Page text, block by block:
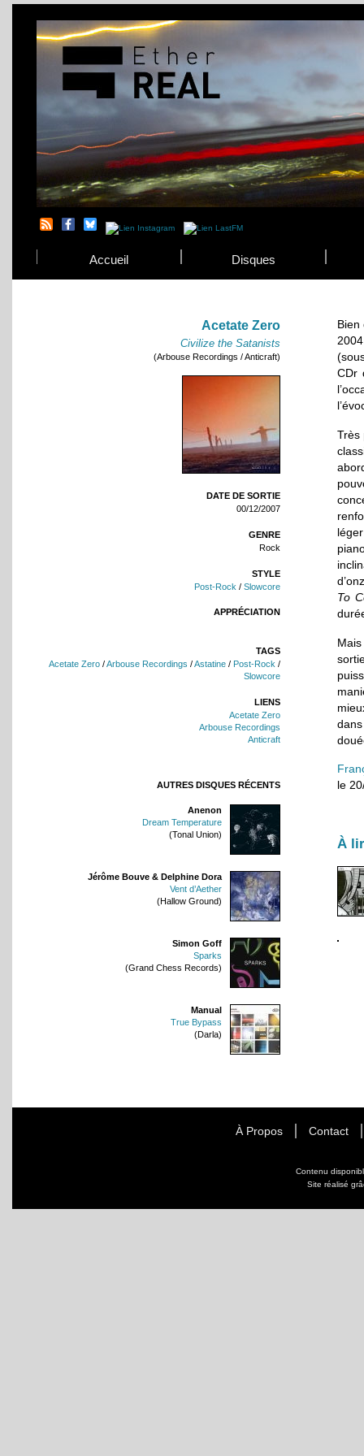
Accueil Disques
Acetate Zero
Civilize the Satanists
(Arbouse Recordings / Anticraft)
DATE DE SORTIE
00/12/2007
GENRE
Rock
STYLE
Post-Rock / Slowcore
APPRÉCIATION
TAGS
Acetate Zero /Arbouse Recordings /Astatine / Post-Rock /
Slowcore
LIENS
Acetate Zero
Arbouse Recordings
Anticraft
AUTRES DISQUES RÉCENTS
Anenon
Dream Temperature
(Tonal Union)
Jérôme Bouve & Delphine Dora
Vent d’Aether
(Hallow Ground)
Simon Goff
Sparks
(Grand Chess Records)
Manual
True Bypass
(Darla)
Bien
CDr
Très
To
le
À
À Propos Contact
Contenu
Site réalisé